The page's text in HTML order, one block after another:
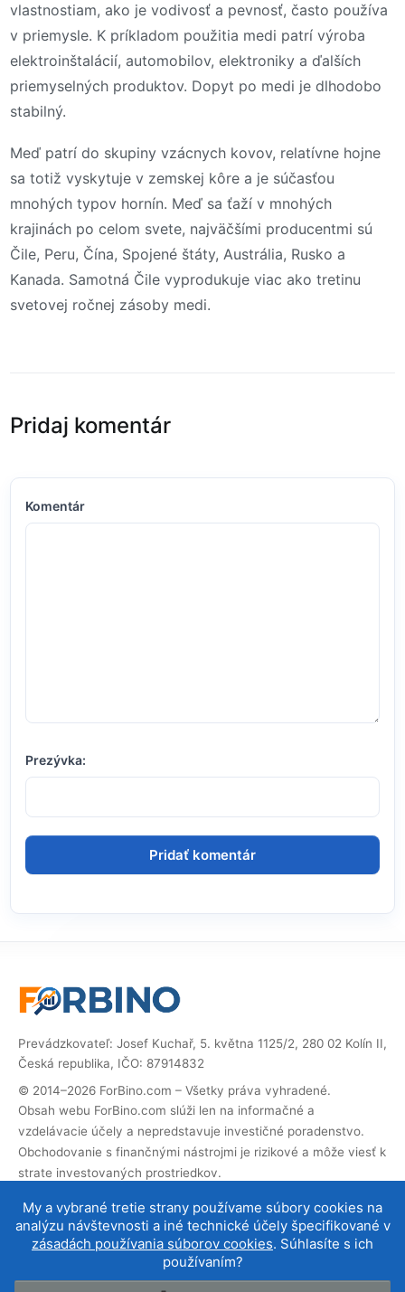
vlastnostiam, ako je vodivosť a pevnosť, často používa
v priemysle. K príkladom použitia medi patrí výroba
elektroinštalácií, automobilov, elektroniky a ďalších
priemyselných produktov. Dopyt po medi je dlhodobo
stabilný.
Meď patrí do skupiny vzácnych kovov, relatívne hojne
sa totiž vyskytuje v zemskej kôre a je súčasťou
mnohých typov hornín. Meď sa ťaží v mnohých
krajinách po celom svete, najväčšími producentmi sú
Čile, Peru, Čína, Spojené štáty, Austrália, Rusko a
Kanada. Samotná Čile vyprodukuje viac ako tretinu
svetovej ročnej zásoby medi.
Pridaj komentár
Komentár
Prezývka:
My a vybrané tretie strany používame súbory cookies na
analýzu návštevnosti a iné technické účely špecifikované v
zásadách používania súborov cookies. Súhlasíte s ich
používaním?
Prevádzkovateľ: Josef Kuchař, 5. května 1125/2, 280 02 Kolín II,
Česká republika, IČO: 87914832
© 2014–2026 ForBino.com – Všetky práva vyhradené.
Obsah webu ForBino.com slúži len na informačné a
vzdelávacie účely a nepredstavuje investičné poradenstvo.
Obchodovanie s finančnými nástrojmi je rizikové a môže viesť k
strate investovaných prostriedkov.
vykonáte registráciu, dostaneme províziu, vďaka ktorej
môžeme web prevádzkovať a ďalej rozvíjať. Na cenu služby pre
vás to nemá vplyv a affiliate spolupráce neovplyvňujú naše
hodnotenie brokerov.